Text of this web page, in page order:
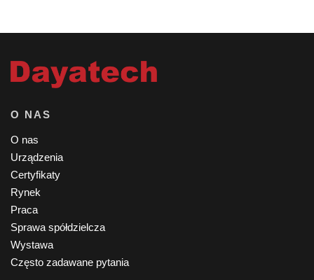
O NAS
O nas
Urządzenia
Certyfikaty
Rynek
Praca
Sprawa spółdzielcza
Wystawa
Często zadawane pytania